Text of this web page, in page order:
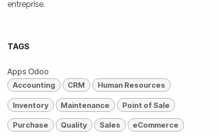
entreprise.
TAGS
Apps Odoo
Accounting CRM Human Resources
Inventory Maintenance Point of Sale
Purchase Quality Sales eCommerce